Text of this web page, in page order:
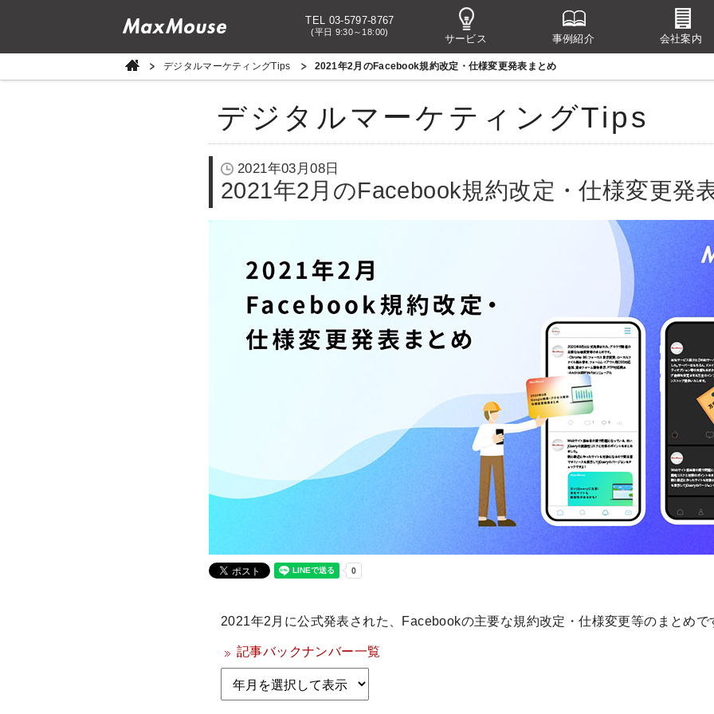
TEL 03-5797-8767
(平日 9:30～18:00)
サービス 事例紹介 会社案内
デジタルマーケティングTips 2021年2月のFacebook規約改定・仕様変更発表まとめ
デジタルマーケティングTips
2021年03月08日
2021年2月のFacebook規約改定・仕様変更発
2021年2月に公式発表された、Facebookの主要な規約改定・仕様変更等のまとめで
記事バックナンバー一覧